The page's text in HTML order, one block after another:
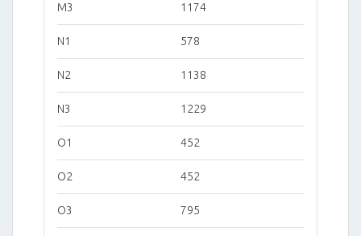
M3 1174
N1 578
N2 1138
N3 1229
O1 452
O2 452
O3 795